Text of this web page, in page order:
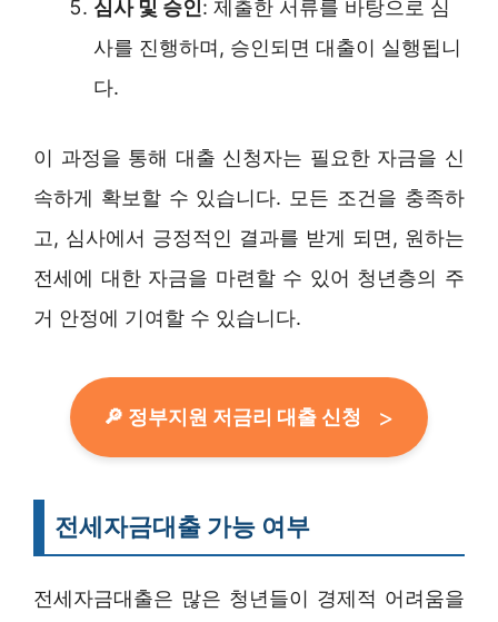
심사 및 승인: 제출한 서류를 바탕으로 심
사를 진행하며, 승인되면 대출이 실행됩니
다.
이 과정을 통해 대출 신청자는 필요한 자금을 신
속하게 확보할 수 있습니다. 모든 조건을 충족하
고, 심사에서 긍정적인 결과를 받게 되면, 원하는
전세에 대한 자금을 마련할 수 있어 청년층의 주
거 안정에 기여할 수 있습니다.
🔎 정부지원 저금리 대출 신청
전세자금대출 가능 여부
전세자금대출은 많은 청년들이 경제적 어려움을